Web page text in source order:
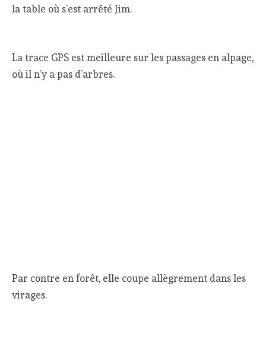
la table où s’est arrêté Jim.
La trace GPS est meilleure sur les passages en alpage,
où il n’y a pas d’arbres.
totale ?
Vous avez dû remarquer comme moi que les